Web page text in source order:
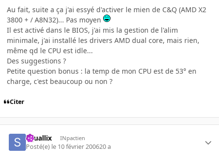
Au fait, suite a ça j'ai essyé d'activer le mien de C&Q (AMD X2
3800 + / A8N32)... Pas moyen
Il est activé dans le BIOS, j'ai mis la gestion de l'alim
minimale, j'ai installé les drivers AMD dual core, mais rien,
même qd le CPU est idle...
Des suggestions ?
Petite question bonus : la temp de mon CPU est de 53° en
charge, c'est beaucoup ou non ?
Citer
squallix INpactien
Posté(e) le 10 février 200620 a